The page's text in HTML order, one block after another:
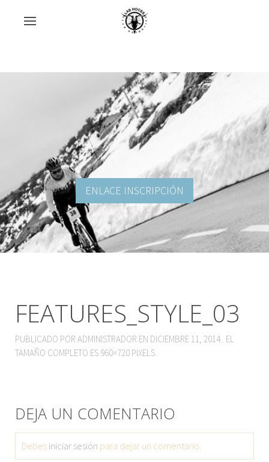
ENLACE INSCRIPCIÓN
FEATURES_STYLE_03
PUBLICADO POR ADMINISTRADOR EN DICIEMBRE 11, 2014.. EL
TAMAÑO COMPLETO ES 960×720 PIXELS.
DEJA UN COMENTARIO
Debes iniciar sesión para dejar un comentario.